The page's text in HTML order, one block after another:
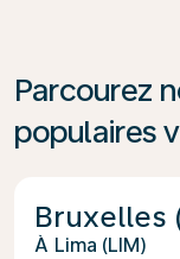
Parcourez
populaires
Bruxelles
Lima (LIM)